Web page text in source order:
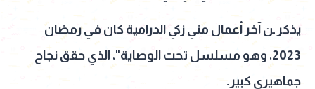
يذكر ـن آخر أعمال مني زكي الدرامية كان في رمضان
2023، وهو مسلسل تحت الوصاية"، الذي حقق نجاح
جماهيري كبير.